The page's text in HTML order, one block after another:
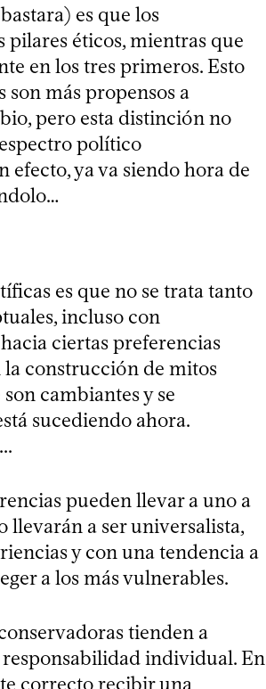
es que los
pilares éticos, mientras que
en los tres primeros. Esto
más propensos a
pero esta distinción no
político
ya va siendo hora de
es que no se trata tanto
incluso con
ciertas preferencias
la construcción de mitos
cambiantes y se
sucediendo ahora.
pueden llevar a uno a
llevarán a ser universalista,
y con una tendencia a
a los más vulnerables.
tienden a
individual. En
correcto recibir una